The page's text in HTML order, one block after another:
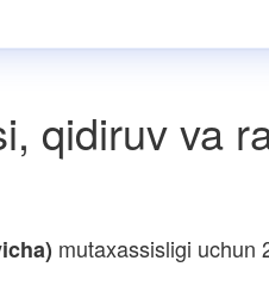
qidiruv va
mutaxassisligi uchun